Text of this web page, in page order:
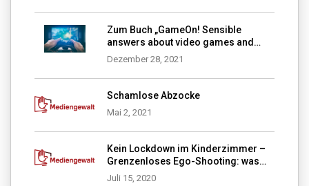
Zum Buch „GameOn! Sensible
answers about video games and
media violence“
Dezember 28, 2021
Schamlose Abzocke
Mai 2, 2021
Kein Lockdown im Kinderzimmer –
Grenzenloses Ego-Shooting: was
tun?
Juli 15, 2020